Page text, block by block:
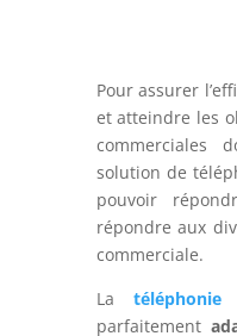
Pour assurer
et atteindre les
commerciales
solution de
pouvoir
répondre aux
commerciale.
Latéléphonie
parfaitement